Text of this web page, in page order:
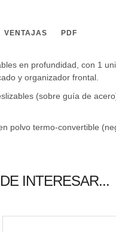
VENTAJAS PDF
en profundidad, con 1
y organizador frontal.
(sobre guía de
polvo termo-convertible
INTERESAR...